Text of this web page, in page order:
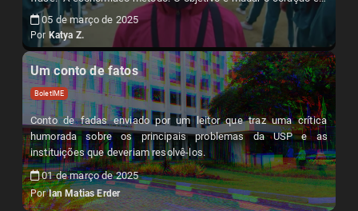
alma"."
05 de março de 2025
Por Katya Z.
Um conto de fatos
BoletIME
Conto de fadas enviado por um leitor que traz uma crítica
humorada sobre os principais problemas da USP e as
instituições que deveriam resolvê-los.
01 de março de 2025
PorIan Matias Erder